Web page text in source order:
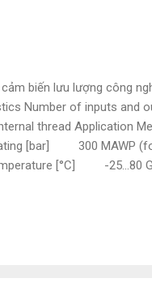
biến lưu lượng công
Number of inputs and
thread Application
[bar] 300 MAWP
[°C] -25...80
nên có giá cực kì tốt.